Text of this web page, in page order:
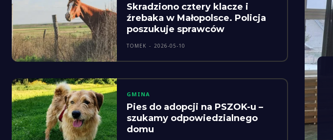
Skradziono cztery klacze i
źrebaka w Małopolsce. Policja
poszukuje sprawców
TOMEK - 2026-05-10
GMINA
Pies do adopcji na PSZOK-u –
szukamy odpowiedzialnego
domu